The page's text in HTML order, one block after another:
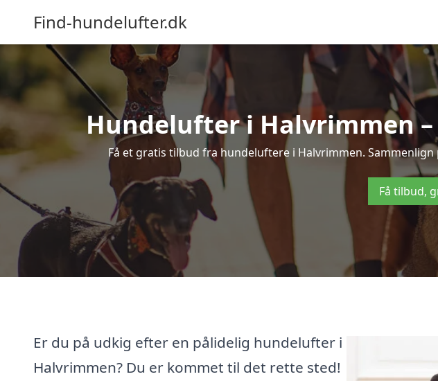
Find-hundelufter.dk
Hundelufter i Halvrimmen
Få et gratis tilbud fra hundeluftere i Halvrimmen.
Få tilbud,
Er du på udkig efter en pålidelig hundelufter i
Halvrimmen? Du er kommet til det rette sted!